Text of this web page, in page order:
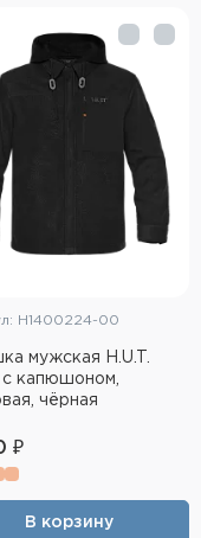
H1400224-00
мужская H.U.T.
с капюшоном,
чёрная
₽
В корзину